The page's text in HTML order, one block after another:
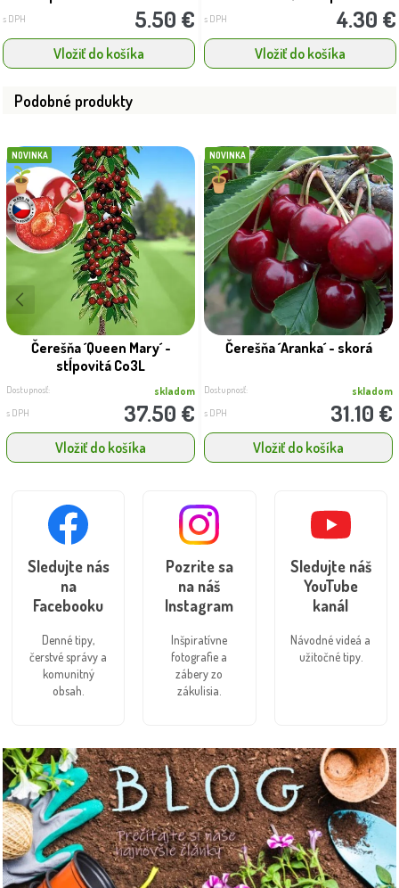
s DPH 5.50 €
Vložiť do košíka
s DPH 4.30 €
Vložiť do košíka
Podobné produkty
NOVINKA
Čerešňa ´Queen Mary´ -
stĺpovitá Co3L
Dostupnosť: skladom
s DPH 37.50 €
Vložiť do košíka
NOVINKA
Čerešňa ´Aranka´ - skorá
Dostupnosť: skladom
s DPH 31.10 €
Vložiť do košíka
Sledujte nás
na
Facebooku
Denné tipy,
čerstvé správy a
komunitný
obsah.
Pozrite sa
na náš
Instagram
Inšpiratívne
fotografie a
zábery zo
zákulisia.
Sledujte náš
YouTube
kanál
Návodné videá a
užitočné tipy.